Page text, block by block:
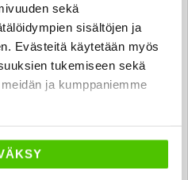
sekä
sisältöjen ja
Evästeitä käytetään myös
tukemiseen sekä
ja kumppaniemme
@rintajouppi.fi